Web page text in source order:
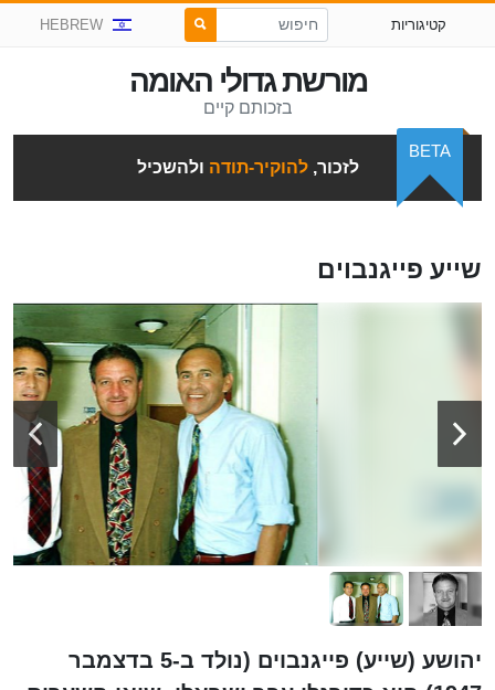
קטיגוריות HEBREW
מורשת גדולי האומה
בזכותם קיים
לזכור,להוקיר-תודה ולהשכיל
BETA
שייע פייגנבוים
יהושע (שייע) פייגנבוים (נולד ב-5 בדצמבר